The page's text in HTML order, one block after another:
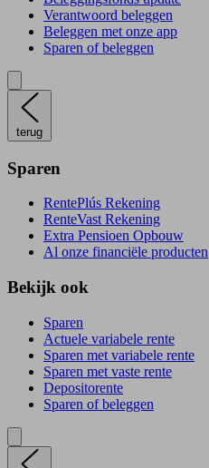
Verantwoord beleggen
Beleggen met onze app
Sparen of beleggen
terug
Sparen
RentePlús Rekening
RenteVast Rekening
Extra Pensioen Opbouw
Al onze financiële producten
Bekijk ook
Sparen
Actuele variabele rente
Sparen met variabele rente
Sparen met vaste rente
Depositorente
Sparen of beleggen